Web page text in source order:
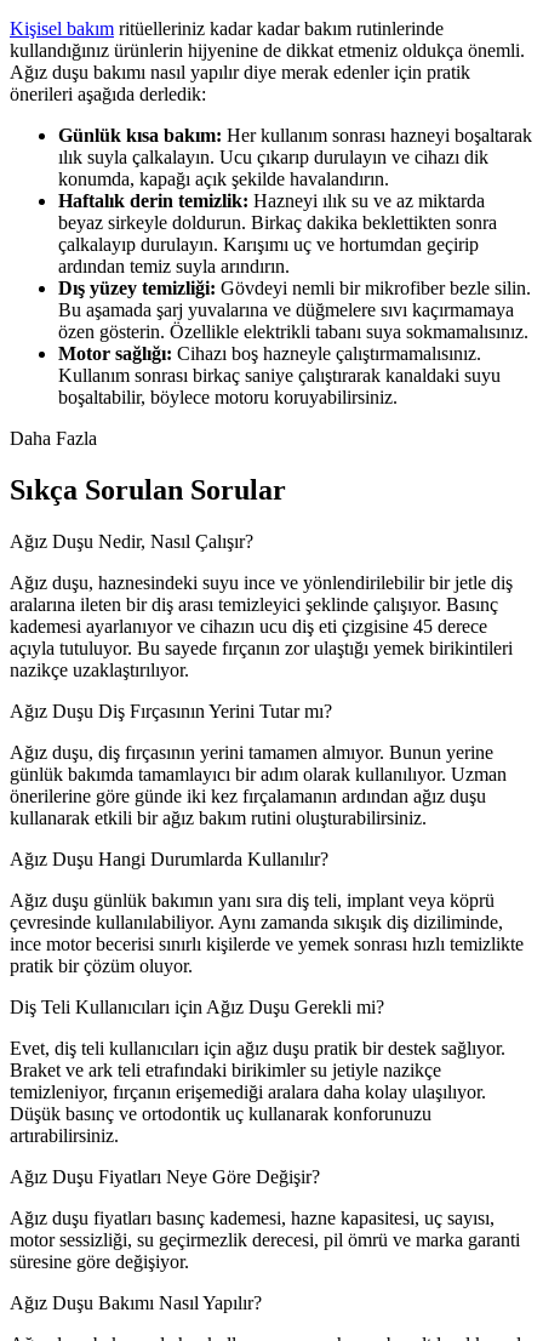
Kişisel bakım​ ritüelleriniz kadar kadar bakım rutinlerinde
kullandığınız ürünlerin hijyenine de dikkat etmeniz oldukça önemli.
Ağız duşu bakımı nasıl yapılır diye merak edenler için pratik
önerileri aşağıda derledik:
Günlük kısa bakım: Her kullanım sonrası hazneyi boşaltarak
ılık suyla çalkalayın. Ucu çıkarıp durulayın ve cihazı dik
konumda, kapağı açık şekilde havalandırın.
Haftalık derin temizlik: Hazneyi ılık su ve az miktarda
beyaz sirkeyle doldurun. Birkaç dakika beklettikten sonra
çalkalayıp durulayın. Karışımı uç ve hortumdan geçirip
ardından temiz suyla arındırın.
Dış yüzey temizliği: Gövdeyi nemli bir mikrofiber bezle silin.
Bu aşamada şarj yuvalarına ve düğmelere sıvı kaçırmamaya
özen gösterin. Özellikle elektrikli tabanı suya sokmamalısınız.
Motor sağlığı: Cihazı boş hazneyle çalıştırmamalısınız.
Kullanım sonrası birkaç saniye çalıştırarak kanaldaki suyu
boşaltabilir, böylece motoru koruyabilirsiniz.
Daha Fazla
Sıkça Sorulan Sorular
Ağız Duşu Nedir, Nasıl Çalışır?
Ağız duşu, haznesindeki suyu ince ve yönlendirilebilir bir jetle diş
aralarına ileten bir diş arası temizleyici şeklinde çalışıyor. Basınç
kademesi ayarlanıyor ve cihazın ucu diş eti çizgisine 45 derece
açıyla tutuluyor. Bu sayede fırçanın zor ulaştığı yemek birikintileri
nazikçe uzaklaştırılıyor.
Ağız Duşu Diş Fırçasının Yerini Tutar mı?
Ağız duşu, diş fırçasının yerini tamamen almıyor. Bunun yerine
günlük bakımda tamamlayıcı bir adım olarak kullanılıyor. Uzman
önerilerine göre günde iki kez fırçalamanın ardından ağız duşu
kullanarak etkili bir ağız bakım rutini oluşturabilirsiniz.
Ağız Duşu Hangi Durumlarda Kullanılır?
Ağız duşu günlük bakımın yanı sıra diş teli, implant veya köprü
çevresinde kullanılabiliyor. Aynı zamanda sıkışık diş diziliminde,
ince motor becerisi sınırlı kişilerde ve yemek sonrası hızlı temizlikte
pratik bir çözüm oluyor.
Diş Teli Kullanıcıları için Ağız Duşu Gerekli mi?
Evet, diş teli kullanıcıları için ağız duşu pratik bir destek sağlıyor.
Braket ve ark teli etrafındaki birikimler su jetiyle nazikçe
temizleniyor, fırçanın erişemediği aralara daha kolay ulaşılıyor.
Düşük basınç ve ortodontik uç kullanarak konforunuzu
artırabilirsiniz.
Ağız Duşu Fiyatları Neye Göre Değişir?
Ağız duşu fiyatları basınç kademesi, hazne kapasitesi, uç sayısı,
motor sessizliği, su geçirmezlik derecesi, pil ömrü ve marka garanti
süresine göre değişiyor.
Ağız Duşu Bakımı Nasıl Yapılır?